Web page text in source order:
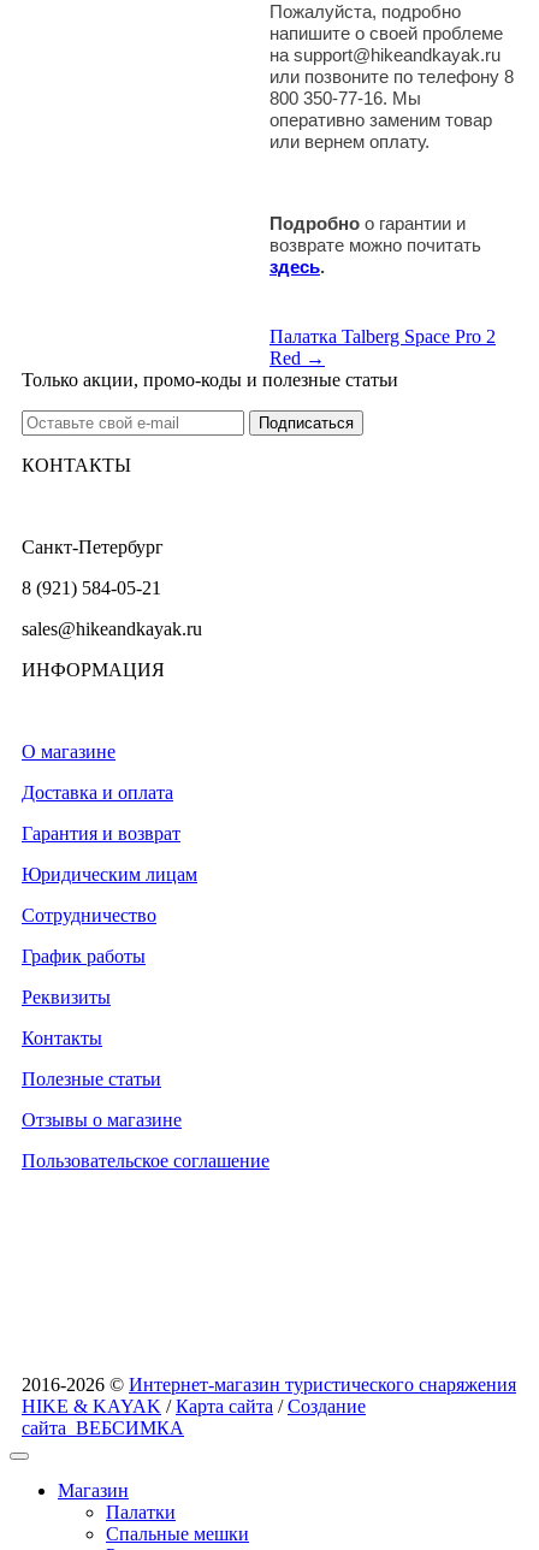
Пожалуйста, подробно
напишите о своей проблеме
на support@hikeandkayak.ru
или позвоните по телефону 8
800 350-77-16. Мы
оперативно заменим товар
или вернем оплату.
Подробно о гарантии и
возврате можно почитать
здесь.
Палатка Talberg Space Pro 2
Red →
Только акции, промо-коды и полезные статьи
КОНТАКТЫ
Санкт-Петербург
8 (921) 584-05-21
sales@hikeandkayak.ru
ИНФОРМАЦИЯ
О магазине
Доставка и оплата
Гарантия и возврат
Юридическим лицам
Сотрудничество
График работы
Реквизиты
Контакты
Полезные статьи
Отзывы о магазине
Пользовательское соглашение
2016-2026 © Интернет-магазин туристического снаряжения
HIKE & KAYAK /Карта сайта /Создание
сайта ВЕБСИМКА
Магазин
Палатки
Спальные мешки